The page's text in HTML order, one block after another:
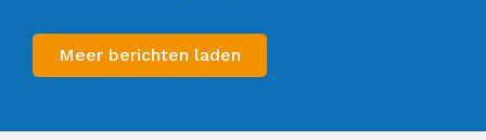
Meer berichten laden